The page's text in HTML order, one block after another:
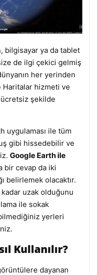
bilgisayar ya da tablet
de ilgi çekici gelmiş
her yerinden
Haritalar hizmeti ve
ücretsiz şekilde
uygulaması ile tüm
gibi hissedebilir ve
Google Earth ile
bir cevap da iki
belirlemek olacaktır.
kadar uzak olduğunu
ile sokak
yerleri
Kullanılır?
dayanan